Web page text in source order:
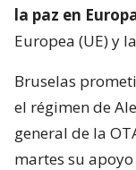
la paz en
Europea (UE) y
Bruselas
el régimen de
general de la
martes su